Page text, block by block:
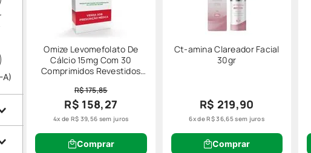
A)
Omize Levomefolato De
Cálcio 15mg Com 30
Comprimidos Revestidos
R$ 175,85
R$ 158,27
4x de R$ 39,56 sem juros
Comprar
Ct-amina Clareador Facial
30gr
R$ 219,90
6x deR$36,65sem juros
Comprar